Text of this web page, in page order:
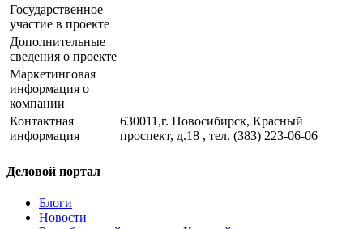
Государственное
участие в проекте
Дополнительные
сведения о проекте
Маркетинговая
информация о
компании
Контактная
информация
630011,г. Новосибирск, Красный
проспект, д.18 , тел. (383) 223-06-06
Деловой портал
Блоги
Новости